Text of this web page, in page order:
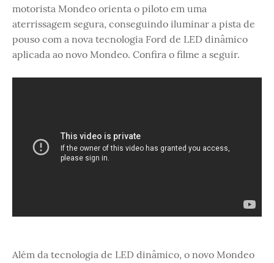
motorista Mondeo orienta o piloto em uma
aterrissagem segura, conseguindo iluminar a pista de
pouso com a nova tecnologia Ford de LED dinâmico
aplicada ao novo Mondeo. Confira o filme a seguir.
Além da tecnologia de LED dinâmico, o novo Mondeo